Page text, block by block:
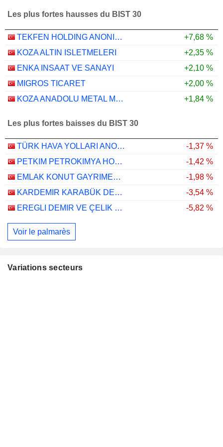
Les plus fortes hausses du BIST 30
TEKFEN HOLDING ANONIM SIRKETI
+7,68 %
KOZA ALTIN ISLETMELERI
+2,35 %
ENKA INSAAT VE SANAYI
+2,10 %
MIGROS TICARET
+2,00 %
KOZA ANADOLU METAL MADENCILIK ISLETMELERI
+1,84 %
Les plus fortes baisses du BIST 30
TÜRK HAVA YOLLARI ANONIM ORTAKLIGI
-1,37 %
PETKIM PETROKIMYA HOLDING ANONIM SIRKETI
-1,42 %
EMLAK KONUT GAYRIMENKUL YATIRIM ORTAKLIGI
-1,98 %
KARDEMIR KARABÜK DEMIR ÇELIK SANAYI VE TICARET
-3,54 %
EREGLI DEMIR VE ÇELIK FABRIKALARI T.A.S.
-5,82 %
Voir le palmarès
Variations secteurs